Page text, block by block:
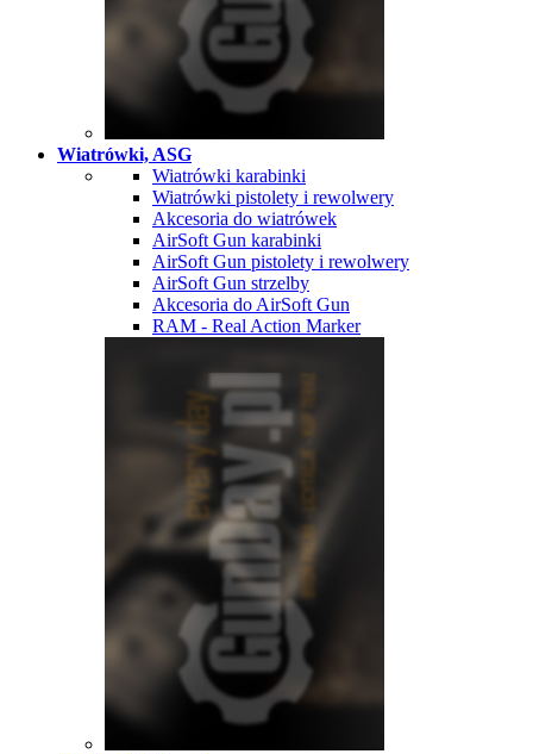
Wiatrówki, ASG
Wiatrówki karabinki
Wiatrówki pistolety i rewolwery
Akcesoria do wiatrówek
AirSoft Gun karabinki
AirSoft Gun pistolety i rewolwery
AirSoft Gun strzelby
Akcesoria do AirSoft Gun
RAM - Real Action Marker